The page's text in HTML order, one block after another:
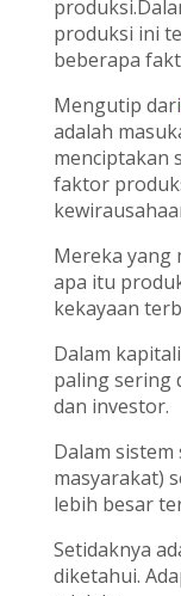
produksi ini
beberapa
Mengutip dari
adalah
menciptakan
faktor
Mereka
apa itu
kekayaan
Dalam
paling sering
dan investor.
Dalam
masyarakat)
lebih besar
Setidaknya
diketahui.